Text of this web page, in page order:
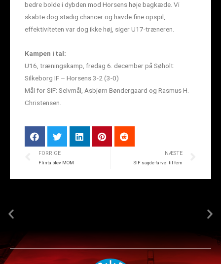
bedre bolde i dybden mod Horsens høje bagkæde. Vi
skabte dog stadig chancer og havde fine opspil,
effektiviteten var dog ikke høj, siger U17-træneren.
Kampen i tal:
U16, træningskamp, fredag 6. december på Søholt:
Silkeborg IF – Horsens 3-2 (3-0)
Mål for SIF: Selvmål, Asbjørn Bøndergaard og Rasmus H.
Christensen.
FORRIGE
Flinta blev MOM
NÆSTE
SIF sagde farvel til fem